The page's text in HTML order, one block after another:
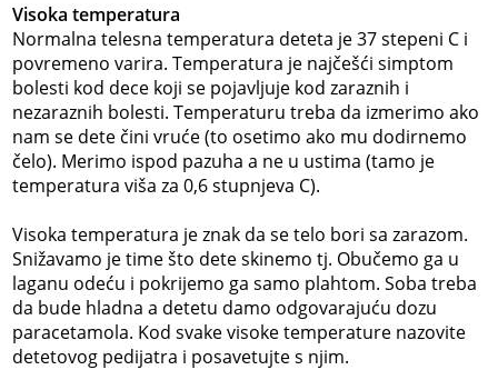
Visoka temperatura
Normalna telesna temperatura deteta je 37 stepeni C i
povremeno varira. Temperatura je najčešći simptom
bolesti kod dece koji se pojavljuje kod zaraznih i
nezaraznih bolesti. Temperaturu treba da izmerimo ako
nam se dete čini vruće (to osetimo ako mu dodirnemo
čelo). Merimo ispod pazuha a ne u ustima (tamo je
temperatura viša za 0,6 stupnjeva C).
Visoka temperatura je znak da se telo bori sa zarazom.
Snižavamo je time što dete skinemo tj. Obučemo ga u
laganu odeću i pokrijemo ga samo plahtom. Soba treba
da bude hladna a detetu damo odgovarajuću dozu
paracetamola. Kod svake visoke temperature nazovite
detetovog pedijatra i posavetujte s njim.